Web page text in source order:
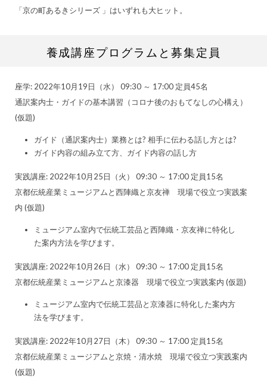
「京の町あるきシリーズ 」はいずれも大ヒット。
養成講座プログラムと募集定員
座学: 2022年10月19日（水） 09:30 ～ 17:00 定員45名
通訳案内士・ガイドの基本講習（コロナ後のおもてなしの心構え）
(仮題)
ガイド（通訳案内士）業務とは? 相手に伝わる話し方とは?
ガイド内容の組み立て方、ガイド内容の話し方
実践講座: 2022年10月25日（火） 09:30 ～ 17:00 定員15名
京都伝統産業ミュージアムと西陣織と京友禅 現場で役立つ実践案
内 (仮題)
ミュージアム室内で伝統工芸品と西陣織・京友禅に特化し
た案内方法を学びます。
実践講座: 2022年10月26日（水） 09:30 ～ 17:00 定員15名
京都伝統産業ミュージアムと京漆器 現場で役立つ実践案内 (仮題)
ミュージアム室内で伝統工芸品と京漆器に特化した案内方
法を学びます。
実践講座: 2022年10月27日（木） 09:30 ～ 17:00 定員15名
京都伝統産業ミュージアムと京焼・清水焼 現場で役立つ実践案内
(仮題)